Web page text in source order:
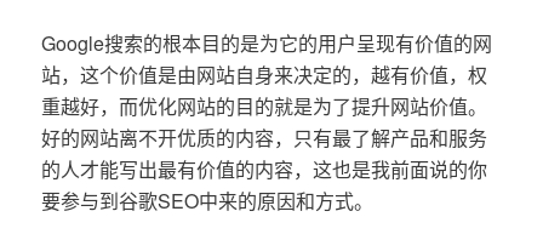
Google搜索的根本目的是为它的用户呈现有价值的网
站，这个价值是由网站自身来决定的，越有价值，权
重越好，而优化网站的目的就是为了提升网站价值。
好的网站离不开优质的内容，只有最了解产品和服务
的人才能写出最有价值的内容，这也是我前面说的你
要参与到谷歌SEO中来的原因和方式。